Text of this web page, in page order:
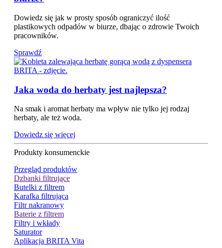
Dowiedz się jak w prosty sposób ograniczyć ilość
plastikowych odpadów w biurze, dbając o zdrowie Twoich
pracowników.
Sprawdź
Jaka woda do herbaty jest najlepsza?
Na smak i aromat herbaty ma wpływ nie tylko jej rodzaj
herbaty, ale też woda.
Dowiedz się więcej
Produkty konsumenckie
Przegląd produktów
Dzbanki filtrujące
Butelki z filtrem
Karafka filtrująca
Filtr nakranowy
Baterie z filtrem
Filtry i wkłady
Saturator
Aplikacja BRITA Vita